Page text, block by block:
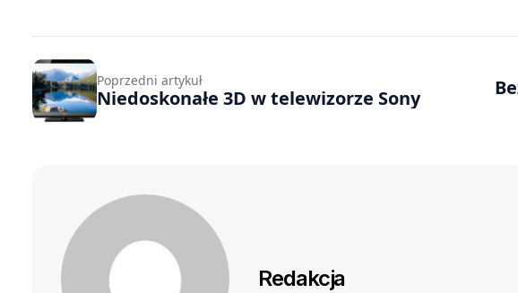
Poprzedni artykuł
Niedoskonałe 3D w telewizorze Sony
Redakcja